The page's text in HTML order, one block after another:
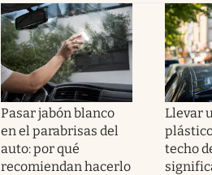
Pasar jabón blanco
en el parabrisas del
auto: por qué
recomiendan hacerlo
Llevar
techo